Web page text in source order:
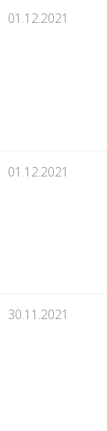
01.12.2021
01.12.2021
30.11.2021